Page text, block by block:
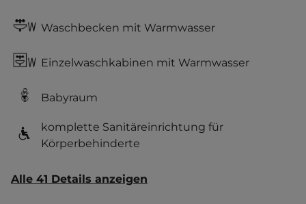
Waschbecken mit Warmwasser
Einzelwaschkabinen mit Warmwasser
Babyraum
komplette Sanitäreinrichtung für
Körperbehinderte
Alle 41 Details anzeigen